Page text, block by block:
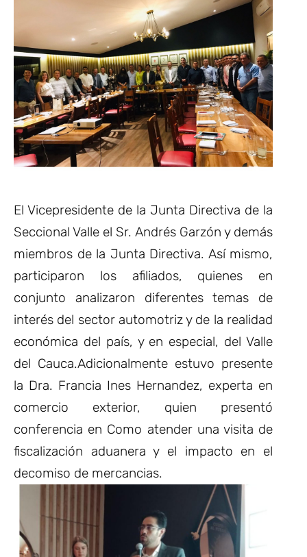
El Vicepresidente de la Junta Directiva de la
Seccional Valle el Sr. Andrés Garzón y demás
miembros de la Junta Directiva. Así mismo,
participaron los afiliados, quienes en
conjunto analizaron diferentes temas de
interés del sector automotriz y de la realidad
económica del país, y en especial, del Valle
del Cauca.Adicionalmente estuvo presente
la Dra. Francia Ines Hernandez, experta en
comercio exterior, quien presentó
conferencia en Como atender una visita de
fiscalización aduanera y el impacto en el
decomiso de mercancias.